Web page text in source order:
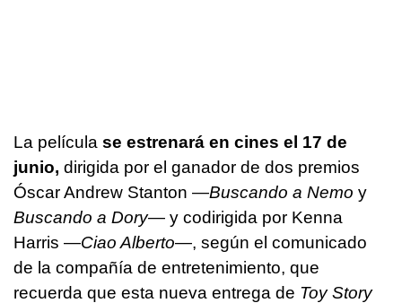
La película se estrenará en cines el 17 de
junio, dirigida por el ganador de dos premios
Óscar Andrew Stanton —Buscando a Nemo y
Buscando a Dory— y codirigida por Kenna
Harris —Ciao Alberto—, según el comunicado
de la compañía de entretenimiento, que
recuerda que esta nueva entrega de Toy Story